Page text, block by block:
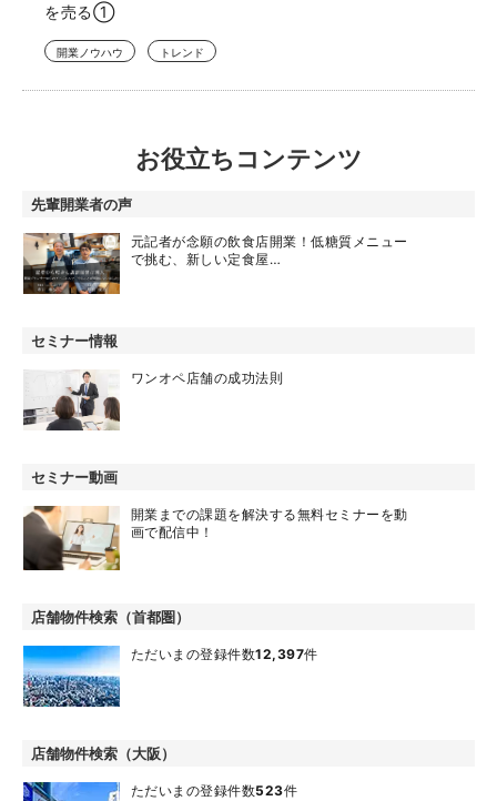
を売る①
開業ノウハウ トレンド
お役立ちコンテンツ
先輩開業者の声
元記者が念願の飲食店開業！低糖質メニュー
で挑む、新しい定食屋…
セミナー情報
ワンオペ店舗の成功法則
セミナー動画
開業までの課題を解決する無料セミナーを動
画で配信中！
店舗物件検索（首都圏）
ただいまの登録件数12,397件
店舗物件検索（大阪）
ただいまの登録件数523件